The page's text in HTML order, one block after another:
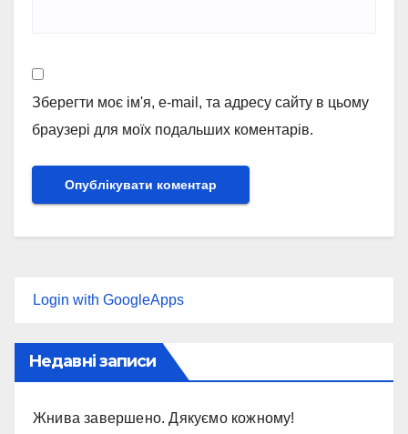
Зберегти моє ім'я, e-mail, та адресу сайту в цьому
браузері для моїх подальших коментарів.
Login with GoogleApps
Недавні записи
Жнива завершено. Дякуємо кожному!